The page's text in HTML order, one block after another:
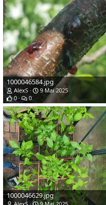
1000046584.jpg
AlexS
9 Mai 2025
0
0
1000046629.jpg